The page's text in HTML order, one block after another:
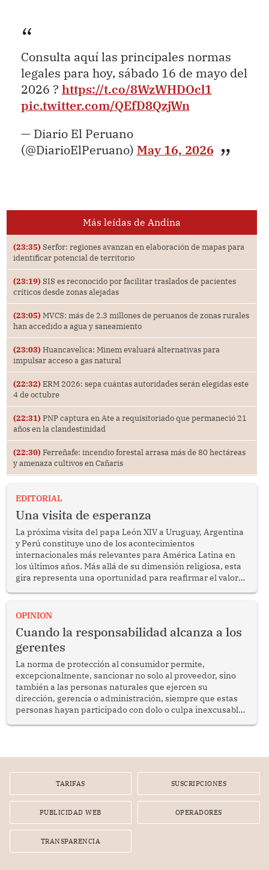
Consulta aquí las principales normas
legales para hoy, sábado 16 de mayo del
2026 ? https://t.co/8WzWHDOcl1
pic.twitter.com/QEfD8QzjWn
— Diario El Peruano
(@DiarioElPeruano) May 16, 2026
Más leídas de Andina
(23:35) Serfor: regiones avanzan en elaboración de mapas para
identificar potencial de territorio
(23:19) SIS es reconocido por facilitar traslados de pacientes
críticos desde zonas alejadas
(23:05) MVCS: más de 2.3 millones de peruanos de zonas rurales
han accedido a agua y saneamiento
(23:03) Huancavelica: Minem evaluará alternativas para
impulsar acceso a gas natural
(22:32) ERM 2026: sepa cuántas autoridades serán elegidas este
4 de octubre
(22:31) PNP captura en Ate a requisitoriado que permaneció 21
años en la clandestinidad
(22:30) Ferreñafe: incendio forestal arrasa más de 80 hectáreas
y amenaza cultivos en Cañaris
EDITORIAL
Una visita de esperanza
La próxima visita del papa León XIV a Uruguay, Argentina
y Perú constituye uno de los acontecimientos
internacionales más relevantes para América Latina en
los últimos años. Más allá de su dimensión religiosa, esta
gira representa una oportunidad para reafirmar el valor
enfrenta desafíos en materia de desarrollo, cohesión
OPINION
Cuando la responsabilidad alcanza a los
gerentes
La norma de protección al consumidor permite,
excepcionalmente, sancionar no solo al proveedor, sino
también a las personas naturales que ejercen su
dirección, gerencia o administración, siempre que estas
personas hayan participado con dolo o culpa inexcusable
por la frustrada realización de un meet and greet con
TARIFAS SUSCRIPCIONES
PUBLICIDAD WEB OPERADORES
TRANSPARENCIA